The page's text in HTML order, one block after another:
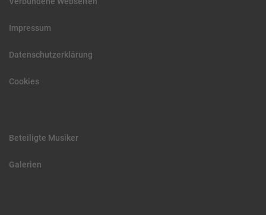
Impressum
Datenschutzerklärung
Cookies
Beteiligte Musiker
Galerien